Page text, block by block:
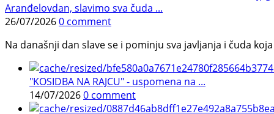
Aranđelovdan, slavimo sva čuda ...
26/07/20260 comment
Na današnji dan slave se i pominju sva javljanja i čuda
"KOSIDBA NA RAJCU" - uspomena na ...
14/07/20260 comment